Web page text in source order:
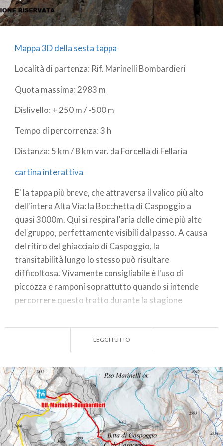
Mappa 3D della sesta tappa
Località di partenza: Rif. Marinelli Bombardieri
Quota massima: 2983 m
Dislivello: + 250 m / -500 m
Tempo di percorrenza: 3 h
Distanza: 5 km / 8 km var. da Forcella di Fellaria
cartina interattiva
E' la tappa più breve, che attraversa il valico più alto
dell'intera Alta Via: la Bocchetta di Caspoggio a
quasi 3000m. Qui si respira l'aria delle cime più alte
del gruppo, perfettamente visibili dal passo. A causa
del ritiro del ghiacciaio di Caspoggio, la
transitabilità lungo lo stesso può risultare
difficoltosa. Vivamente consigliabile è l'uso di
piccozza e ramponi soprattutto quando si intende
percorrere questo tratto durante la stagione
crepacciati.
attraverso il Passo Marinelli orientale 3090m,
richiede materiali ed esperienza alpinistica;
superato il tratto glaciale si scende al Laghetto di
Fellaria e da qui in breve ai pascoli dell'omonimo
alpeggio.
LEGGI TUTTO